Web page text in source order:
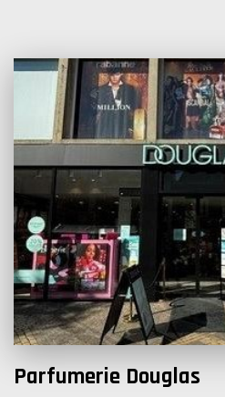
Parfumerie Douglas